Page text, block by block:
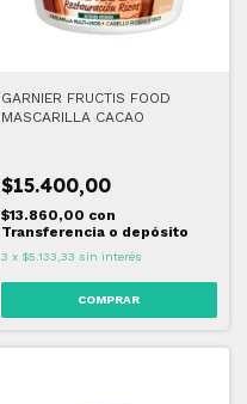
GARNIER FRUCTIS FOOD
MASCARILLA CACAO
$15.400,00
$13.860,00 con
Transferencia o depósito
3 x $5.133,33 sin interés